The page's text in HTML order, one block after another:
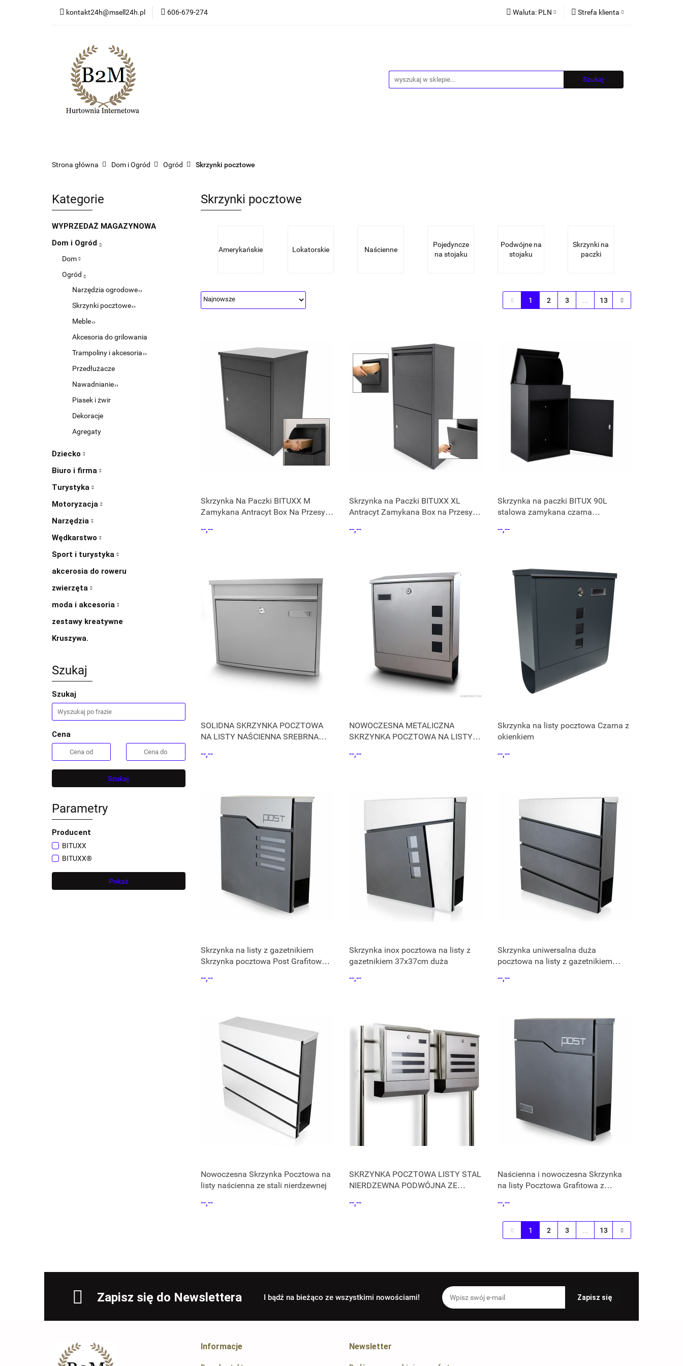
kontakt24h@msell24h.pl 606-679-274 Waluta: PLN
CZK
Strefa klienta
Dodaj zgłoszenie
Strona główna Dom i Ogród Ogród Skrzynki pocztowe
Kategorie
WYPRZEDAŻ MAGAZYNOWA
Dom i Ogród
Dom
Ogród
Narzędzia ogrodowe
Skrzynki pocztowe
Meble
Akcesoria do grilowania
Trampoliny i akcesoria
Przedłużacze
Nawadnianie
Piasek i żwir
Dekoracje
Agregaty
Dziecko
Biuro i firma
Turystyka
Motoryzacja
Narzędzia
Wędkarstwo
Sport i turystyka
akcerosia do roweru
zwierzęta
moda i akcesoria
zestawy kreatywne
Kruszywa.
Szukaj
Szukaj
Cena
Szukaj
Parametry
Producent
BITUXX
BITUXX®
Pokaż
Skrzynki pocztowe
Amerykańskie Lokatorskie Naścienne
Pojedyncze
na stojaku
Podwójne na
stojaku
Skrzynki na
paczki
1 2 3 ... 13
Skrzynka Na Paczki BITUXX M
Zamykana Antracyt Box Na Przesyłki
--,--
Skrzynka na Paczki BITUXX XL
Antracyt Zamykana Box na Przesyłki
--,--
Skrzynka na paczki BITUX 90L
stalowa zamykana czarna
--,--
SOLIDNA SKRZYNKA POCZTOWA
NA LISTY NAŚCIENNA SREBRNA
--,--
NOWOCZESNA METALICZNA
SKRZYNKA POCZTOWA NA LISTY Z
--,--
Skrzynka na listy pocztowa Czarna z
okienkiem
--,--
Skrzynka na listy z gazetnikiem
Skrzynka pocztowa Post Grafitowa
--,--
Skrzynka inox pocztowa na listy z
gazetnikiem 37x37cm duża
--,--
Skrzynka uniwersalna duża
pocztowa na listy z gazetnikiem
--,--
Nowoczesna Skrzynka Pocztowa na
listy naścienna ze stali nierdzewnej
--,--
SKRZYNKA POCZTOWA LISTY STAL
NIERDZEWNA PODWÓJNA ZE
--,--
Naścienna i nowoczesna Skrzynka
na listy Pocztowa Grafitowa z
--,--
1 2 3 ... 13
Zapisz się do Newslettera I bądź na bieżąco ze wszystkimi nowościami!
Informacje Newsletter